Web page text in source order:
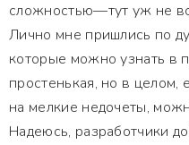
сложностью—тут уж не
Лично мне пришлись по
которые можно узнать в
простенькая, но в целом,
на мелкие недочеты,
Надеюсь, разработчики